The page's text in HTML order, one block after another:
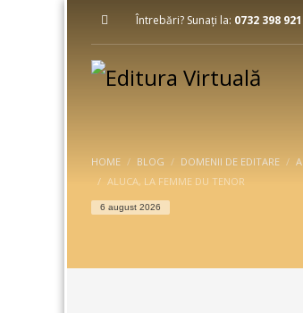
Întrebări? Sunați la: 0732 398 921
HOME BLOG DOMENII DE EDITARE
ALUCA, LA FEMME DU TENOR
6 august 2026